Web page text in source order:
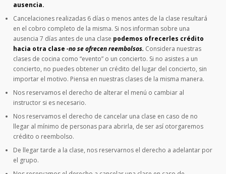
ausencia.
Cancelaciones realizadas 6 días o menos antes de la clase resultará
en el cobro completo de la misma. Si nos informan sobre una
ausencia 7 días antes de una clase podemos ofrecerles crédito
hacia otra clase-no se ofrecen reembolsos. Considera nuestras
clases de cocina como “evento” o un concierto. Si no asistes a un
concierto, no puedes obtener un crédito del lugar del concierto, sin
importar el motivo. Piensa en nuestras clases de la misma manera.
Nos reservamos el derecho de alterar el menú o cambiar al
instructor si es necesario.
Nos reservamos el derecho de cancelar una clase en caso de no
llegar al mínimo de personas para abrirla, de ser así otorgaremos
crédito o reembolso.
De llegar tarde a la clase, nos reservarnos el derecho a adelantar por
el grupo.